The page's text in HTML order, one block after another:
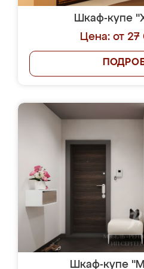
Шкаф-купе
Цена: от 27
Шкаф-купе